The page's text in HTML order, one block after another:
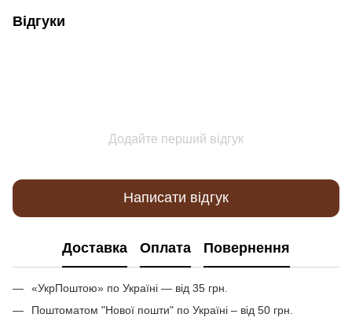
Відгуки
Додайте перший відгук
Написати відгук
Доставка Оплата Повернення
«УкрПоштою» по Україні — від 35 грн.
Поштоматом "Нової пошти" по Україні – від 50 грн.